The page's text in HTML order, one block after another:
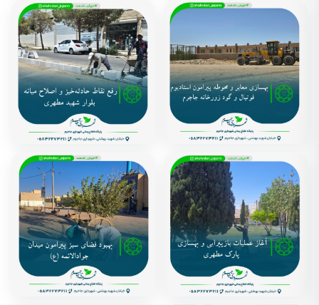
مانور آتش‌سوزی مراتع ناشی از
وقوع زلزله در تنگه گزی جاجرم
برگزار شد
1405 مرداد 10
ملاقات عمومی با شهردار جاجرم
1405 مرداد 6
بهسازی معابر و محوطه پیرامون
استادیوم فوتبال و گود زورخانه
جاجرم
1405 مرداد 6
رفع نقاط حادثه‌خیز و اصلاح
میانه بلوار شهید مطهری
1405 مرداد 6